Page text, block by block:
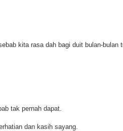
kita rasa dah bagi duit bulan-bulan
tak pernah dapat.
dan kasih sayang.